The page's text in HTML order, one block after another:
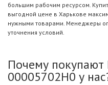
большим рабочим ресурсом.
выгодной цене в Харькове
нужными товарами. Менеджеры
уточнения условий.
Почему покупают
00005702H0 у